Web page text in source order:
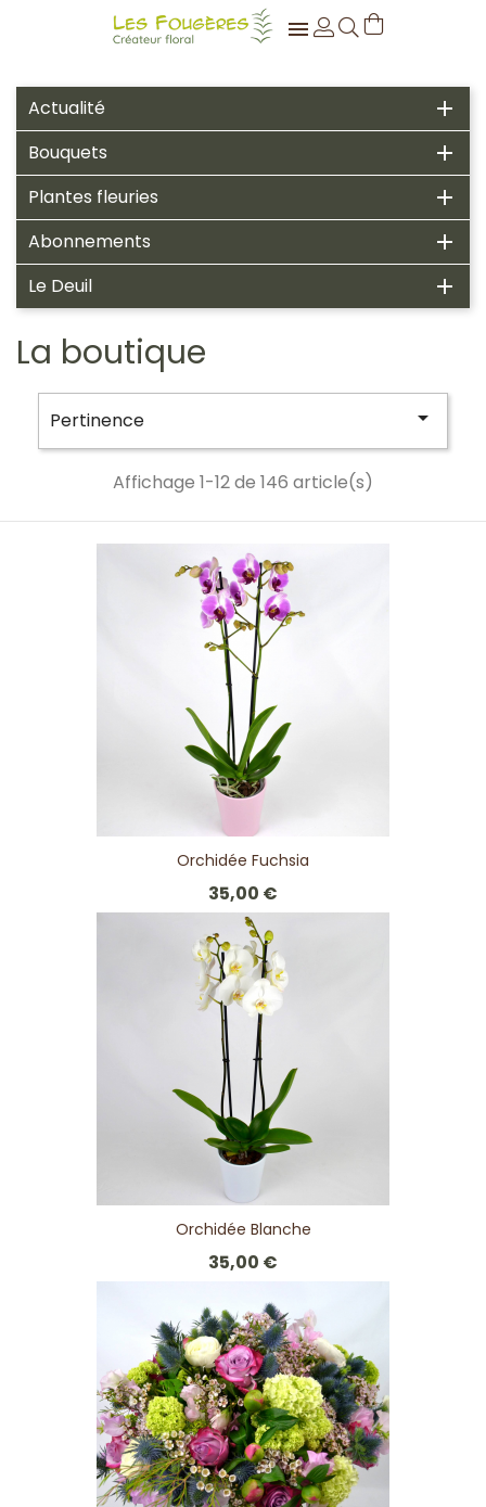

Actualité 
Bouquets 
Plantes fleuries 
Abonnements 
Le Deuil 
La boutique
Pertinence 
Affichage 1-12 de 146 article(s)
Orchidée Fuchsia
35,00 €
Orchidée Blanche
35,00 €